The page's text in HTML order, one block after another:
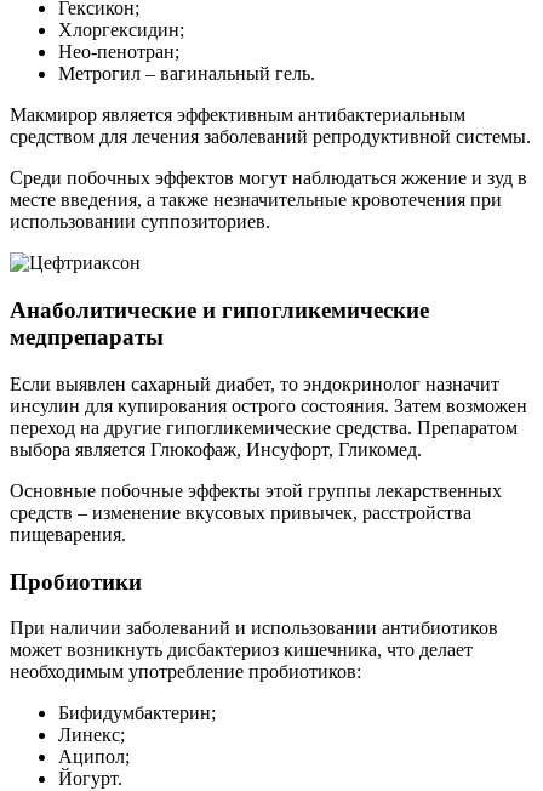
Гексикон;
Хлоргексидин;
Нео-пенотран;
Метрогил – вагинальный гель.
Макмирор является эффективным антибактериальным
средством для лечения заболеваний репродуктивной системы.
Среди побочных эффектов могут наблюдаться жжение и зуд в
месте введения, а также незначительные кровотечения при
использовании суппозиториев.
Анаболитические и гипогликемические
медпрепараты
Если выявлен сахарный диабет, то эндокринолог назначит
инсулин для купирования острого состояния. Затем возможен
переход на другие гипогликемические средства. Препаратом
выбора является Глюкофаж, Инсуфорт, Гликомед.
Основные побочные эффекты этой группы лекарственных
средств – изменение вкусовых привычек, расстройства
пищеварения.
Пробиотики
При наличии заболеваний и использовании антибиотиков
может возникнуть дисбактериоз кишечника, что делает
необходимым употребление пробиотиков:
Бифидумбактерин;
Линекс;
Аципол;
Йогурт.